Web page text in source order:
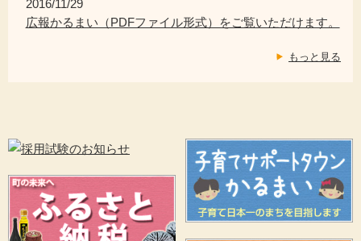
2016/11/29
広報かるまい（PDFファイル形式）をご覧いただけます。
もっと見る